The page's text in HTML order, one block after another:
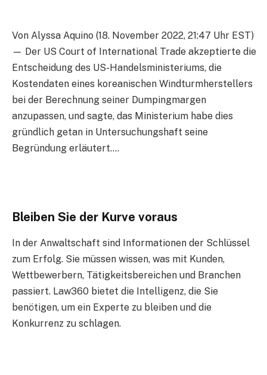
Von Alyssa Aquino (18. November 2022, 21:47 Uhr EST)
— Der US Court of International Trade akzeptierte die
Entscheidung des US-Handelsministeriums, die
Kostendaten eines koreanischen Windturmherstellers
bei der Berechnung seiner Dumpingmargen
anzupassen, und sagte, das Ministerium habe dies
gründlich getan in Untersuchungshaft seine
Begründung erläutert….
Bleiben Sie der Kurve voraus
In der Anwaltschaft sind Informationen der Schlüssel
zum Erfolg. Sie müssen wissen, was mit Kunden,
Wettbewerbern, Tätigkeitsbereichen und Branchen
passiert. Law360 bietet die Intelligenz, die Sie
benötigen, um ein Experte zu bleiben und die
Konkurrenz zu schlagen.